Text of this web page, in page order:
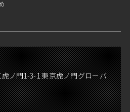
ノ門1-3-1 東京虎ノ門グローバ